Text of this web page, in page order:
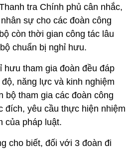
tra Chính phủ cân nhắc,
sự cho các đoàn công
còn thời gian công tác lâu
chuẩn bị nghỉ hưu.
hưu tham gia đoàn đều đáp
năng lực và kinh nghiệm
bộ tham gia các đoàn công
đích, yêu cầu thực hiện nhiệm
của pháp luật.
cho biết, đối với 3 đoàn đi